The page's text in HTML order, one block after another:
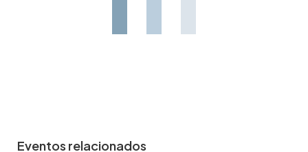
Eventos relacionados